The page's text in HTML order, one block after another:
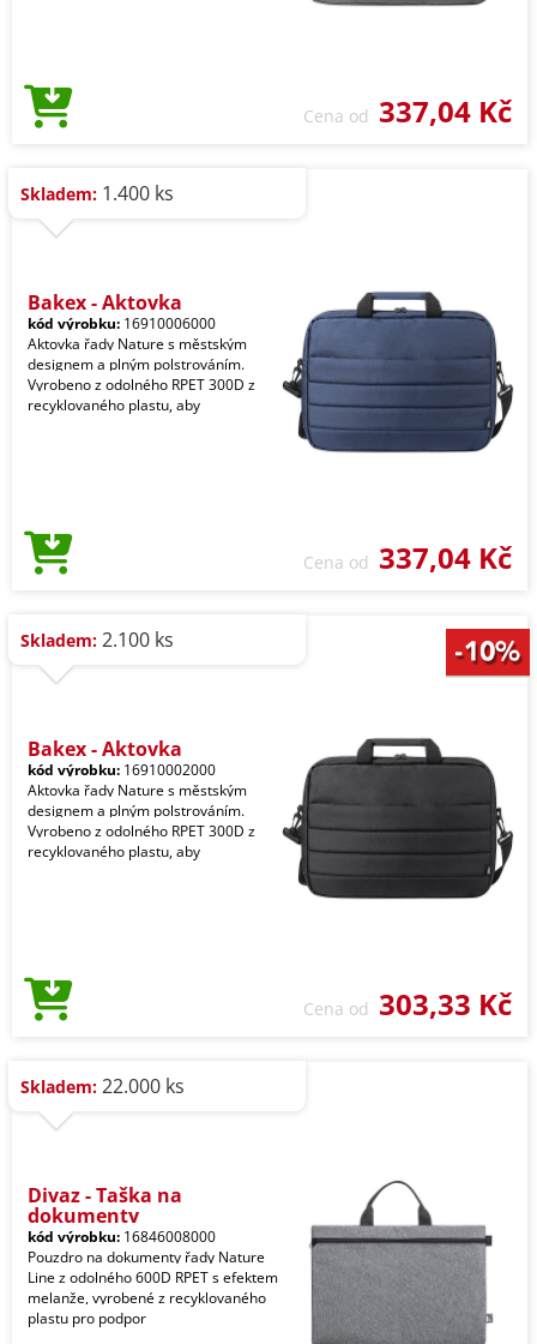
Cena od 337,04 Kč
Skladem: 1.400 ks
Bakex - Aktovka
kód výrobku: 16910006000
Aktovka řady Nature s městským
designem a plným polstrováním.
Vyrobeno z odolného RPET 300D z
recyklovaného plastu, aby
Cena od 337,04 Kč
Skladem: 2.100 ks
Bakex - Aktovka
kód výrobku: 16910002000
Aktovka řady Nature s městským
designem a plným polstrováním.
Vyrobeno z odolného RPET 300D z
recyklovaného plastu, aby
Cena od 303,33 Kč
Skladem: 22.000 ks
Divaz - Taška na
dokumenty
kód výrobku: 16846008000
Pouzdro na dokumenty řady Nature
Line z odolného 600D RPET s efektem
melanže, vyrobené z recyklovaného
plastu pro podpor